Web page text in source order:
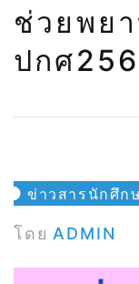
ช่วยพย
ปกศ
ข่าวสารนักศึก
โดย ADMIN